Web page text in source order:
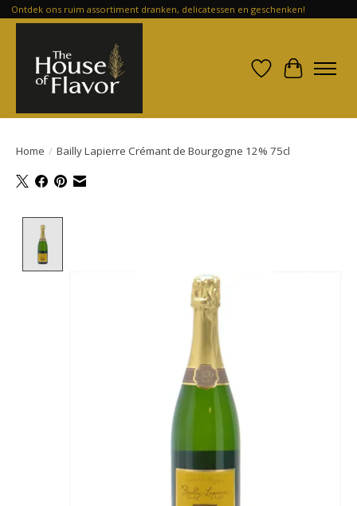
Ontdek ons ruim assortiment dranken, delicatessen en geschenken!
Verlanglijst
Home / Bailly Lapierre Crémant de Bourgogne 12% 75cl